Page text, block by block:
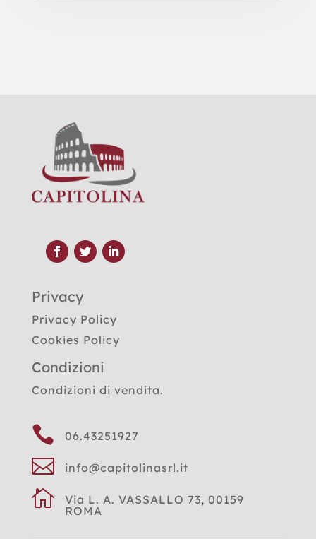
Privacy
Privacy Policy
Cookies Policy
Condizioni
Condizioni di vendita.
 06.43251927
 info@capitolinasrl.it

Via L. A. VASSALLO 73, 00159
ROMA